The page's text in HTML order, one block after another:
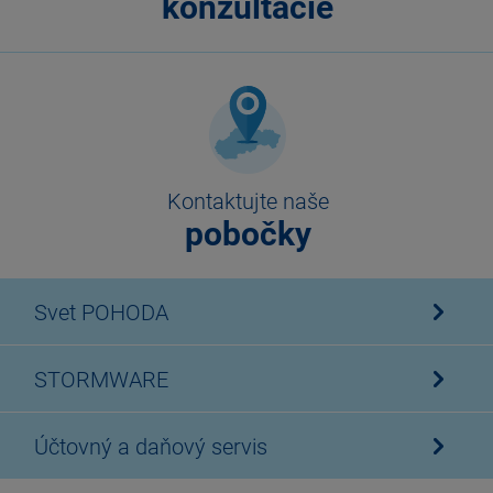
Kontaktujte naše
pobočky
Svet POHODA
STORMWARE
Účtovný a daňový servis